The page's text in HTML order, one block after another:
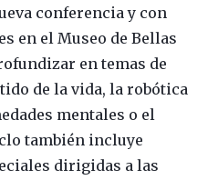
conferencia y con
en el Museo de Bellas
en temas de
de la vida, la robótica
mentales o el
también incluye
dirigidas a las